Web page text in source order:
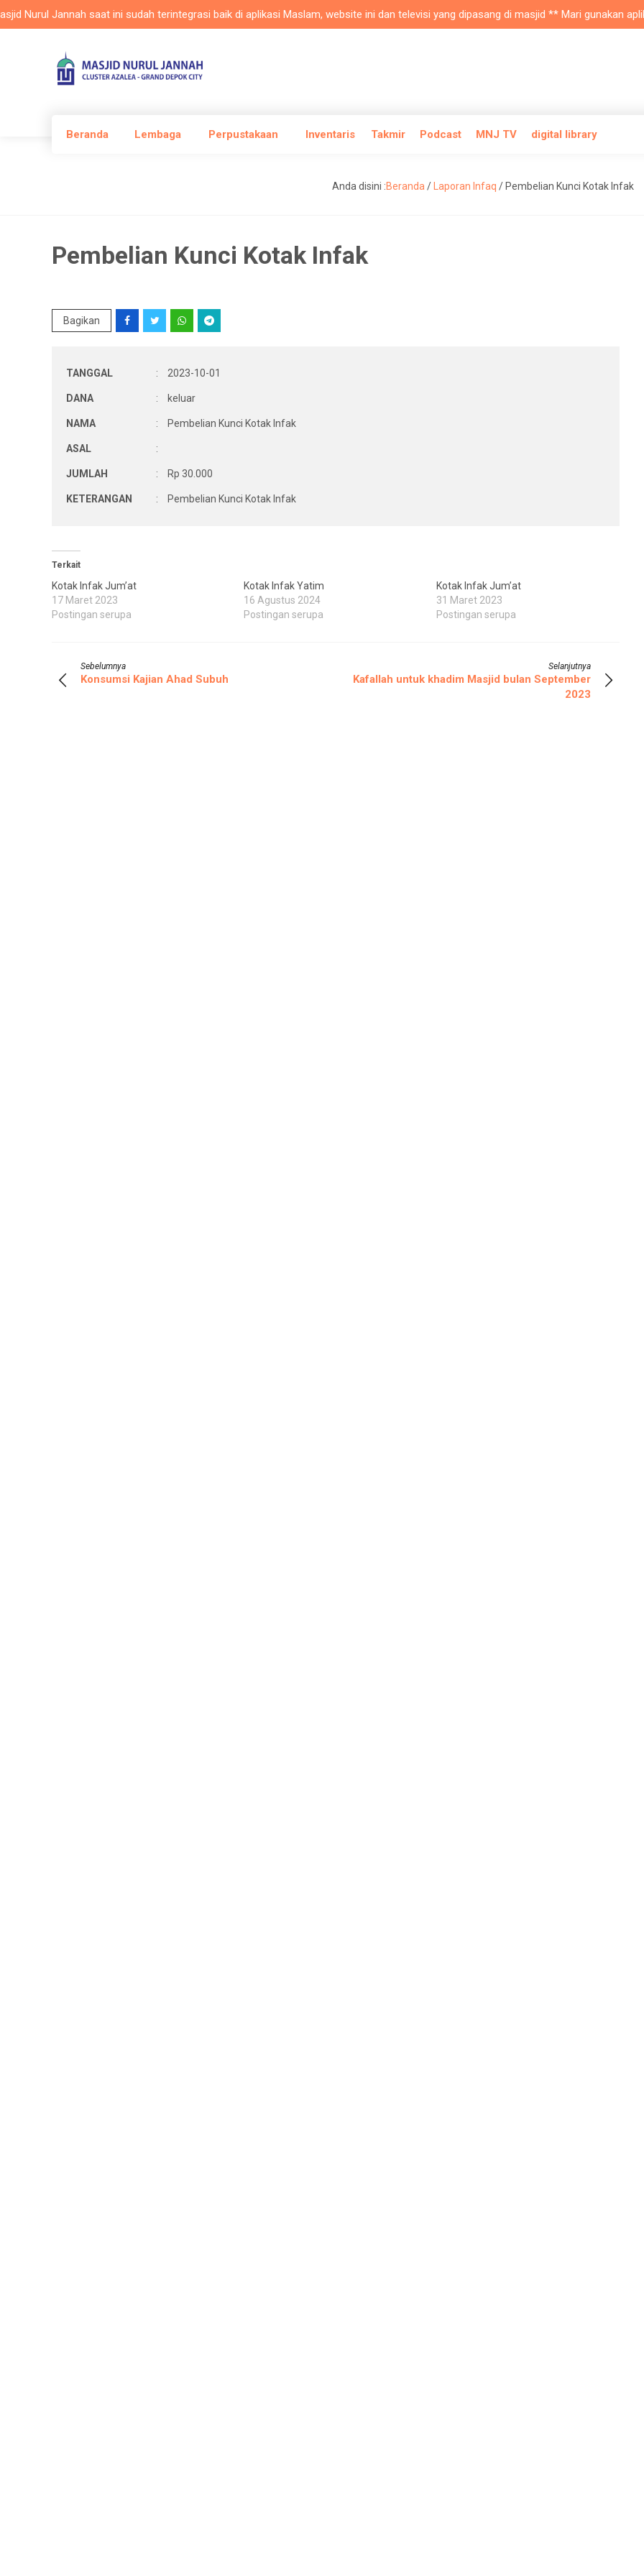
Jannah saat ini sudah terintegrasi baik di aplikasi Maslam, website ini dan televisi yang dipasang di masjid ** Mari gunakan
Beranda Lembaga Perpustakaan Inventaris Takmir Podcast MNJ TV digital library
Anda disini :Beranda / Laporan Infaq / Pembelian Kunci Kotak Infak
Pembelian Kunci Kotak Infak
Bagikan
TANGGAL : 2023-10-01
DANA : keluar
NAMA : Pembelian Kunci Kotak Infak
ASAL :
JUMLAH : Rp 30.000
KETERANGAN : Pembelian Kunci Kotak Infak
Terkait
Kotak Infak Jum’at
17 Maret 2023
Postingan serupa
Kotak Infak Yatim
16 Agustus 2024
Postingan serupa
Kotak Infak Jum’at
31 Maret 2023
Postingan serupa
Sebelumnya
Konsumsi Kajian Ahad Subuh
Selanjutnya
Kafallah untuk khadim Masjid bulan September
2023